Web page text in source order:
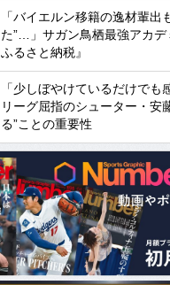
「バイエルン移籍の逸材輩出
た”…」サガン鳥栖最強アカデ
ふるさと納税』
「少しぼやけているだけでも
リーグ屈指のシューター・安
る”ことの重要性